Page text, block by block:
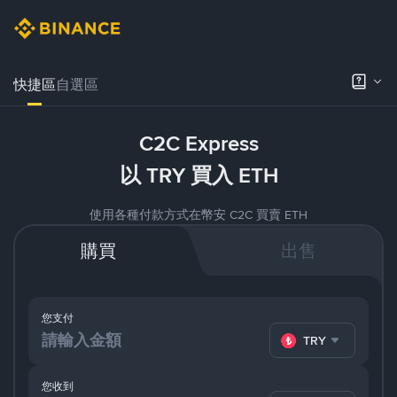
快捷區自選區
C2C Express
以 TRY 買入 ETH
使用各種付款方式在幣安 C2C 買賣 ETH
購買 出售
您支付
TRY
您收到